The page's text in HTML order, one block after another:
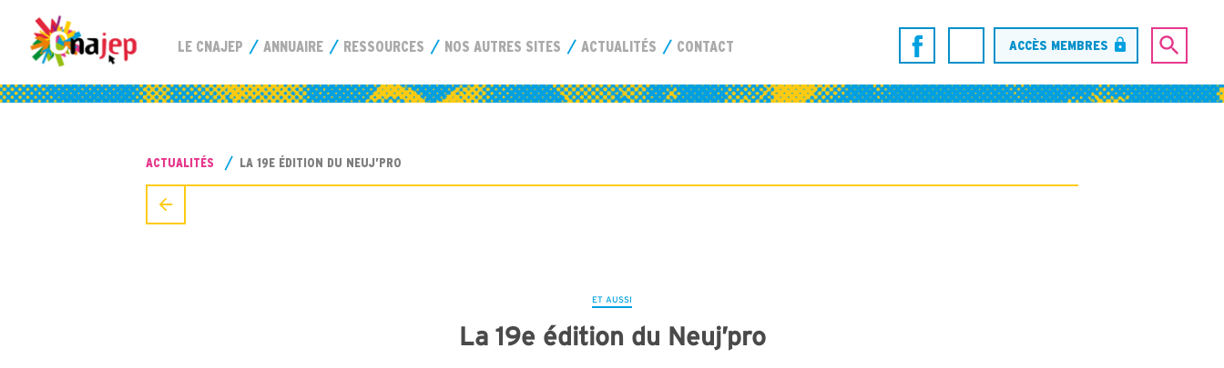
LE CNAJEP ANNUAIRE RESSOURCES NOS AUTRES SITES ACTUALITÉS CONTACT ACCÈS MEMBRES
ACTUALITÉS LA 19E ÉDITION DU NEUJ’PRO
ET AUSSI
La 19e édition du Neuj’pro